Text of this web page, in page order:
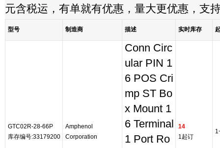
元含税运，有单就有优惠，量大更优惠，支
型号 制造商 描述 实时库存
GTC02R-28-66P
库存编号:33179200
Amphenol
Corporation
Conn Circ
ular PIN 1
6 POS Cri
mp ST Bo
x Mount 1
6 Terminal
1 Port Ro
14
1起订